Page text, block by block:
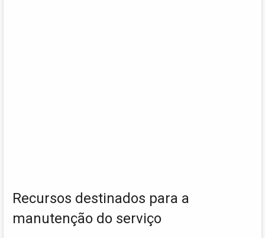
Recursos destinados para a
manutenção do serviço